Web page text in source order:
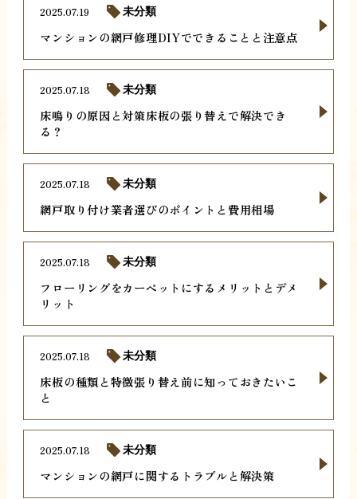
マンションの網戸修理DIYでできることと注意点
2025.07.19 未分類
床鳴りの原因と対策床板の張り替えで解決でき
る？
2025.07.18 未分類
網戸取り付け業者選びのポイントと費用相場
2025.07.18 未分類
フローリングをカーペットにするメリットとデメ
リット
2025.07.18 未分類
床板の種類と特徴張り替え前に知っておきたいこ
と
2025.07.18 未分類
マンションの網戸に関するトラブルと解決策
2025.07.18 未分類